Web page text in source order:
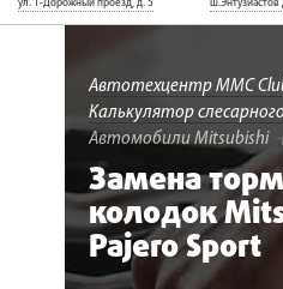
ТО
О
ул. 1-Дорожный проезд, д. 5 ш.Энтузиастов
Автотехцентр MMC
Калькулятор
Автомобили Mitsubishi
Замена
колодок
Pajero Sport